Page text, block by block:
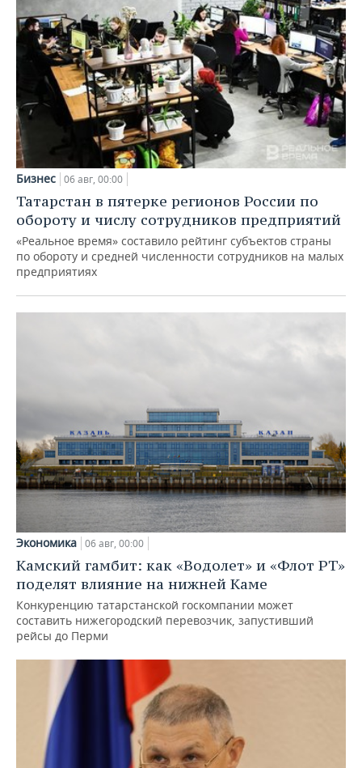
Бизнес 06 авг, 00:00
Татарстан в пятерке регионов России по
обороту и числу сотрудников предприятий
«Реальное время» составило рейтинг субъектов страны
по обороту и средней численности сотрудников на малых
предприятиях
Экономика 06 авг, 00:00
Камский гамбит: как «Водолет» и «Флот РТ»
поделят влияние на нижней Каме
Конкуренцию татарстанской госкомпании может
составить нижегородский перевозчик, запустивший
рейсы до Перми